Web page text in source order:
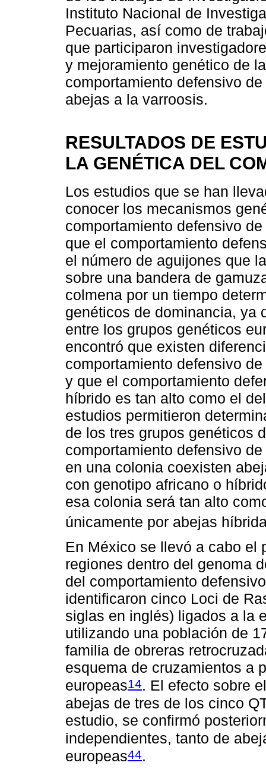
Instituto Nacional de
Pecuarias, así como de
que participaron
y mejoramiento genético de
comportamiento defensivo
abejas a la varroosis.
RESULTADOS DE
LA GENÉTICA DEL
Los estudios que se han
conocer los mecanismos
comportamiento defensivo
que el comportamiento
el número de aguijones que
sobre una bandera de
colmena por un tiempo
genéticos de dominancia, ya
entre los grupos genéticos
encontró que existen
comportamiento defensivo
y que el comportamiento
híbrido es tan alto como el
estudios permitieron
de los tres grupos genéticos
comportamiento defensivo
en una colonia coexisten
con genotipo africano o
esa colonia será tan alto
únicamente por abejas
En México se llevó a cabo el
regiones dentro del genoma
del comportamiento
identificaron cinco Loci de
siglas en inglés) ligados a la
utilizando una población de
familia de obreras
esquema de cruzamientos a
europeas14. El efecto sobre
abejas de tres de los cinco
estudio, se confirmó
independientes, tanto de
europeas44.